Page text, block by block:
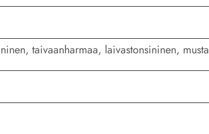
taivaanharmaa, laivastonsininen, musta